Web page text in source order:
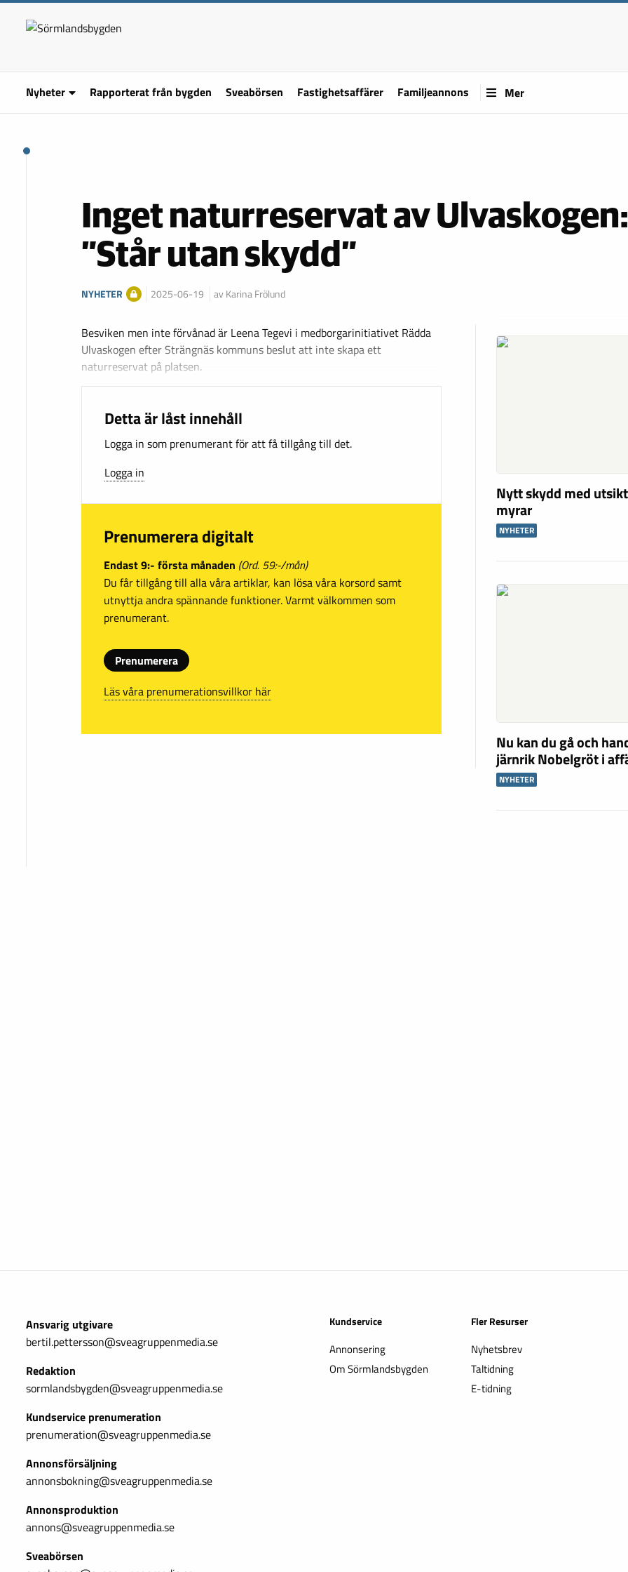
Nyheter Rapporterat från bygden Sveabörsen Fastighetsaffärer Familjeannons Mer
Inget naturreservat av Ulvaskogen:
”Står utan skydd”
NYHETER 2025-06-19 av Karina Frölund
Besviken men inte förvånad är Leena Tegevi i medborgarinitiativet Rädda
Ulvaskogen efter Strängnäs kommuns beslut att inte skapa ett
naturreservat på platsen.
Detta är låst innehåll
Logga in som prenumerant för att få tillgång till det.
Logga in
Prenumerera digitalt
Endast 9:- första månaden (Ord. 59:-/mån)
Du får tillgång till alla våra artiklar, kan lösa våra korsord samt
utnyttja andra spännande funktioner. Varmt välkommen som
prenumerant.
Prenumerera
Läs våra prenumerationsvillkor här
Nytt skydd med
myrar
NYHETER
Nu kan du gå och
järnrik Nobelgröt i
NYHETER
Ansvarig utgivare
bertil.pettersson@sveagruppenmedia.se
Redaktion
sormlandsbygden@sveagruppenmedia.se
Kundservice prenumeration
prenumeration@sveagruppenmedia.se
Annonsförsäljning
annonsbokning@sveagruppenmedia.se
Annonsproduktion
annons@sveagruppenmedia.se
Sveabörsen
Kundservice
Annonsering
Om Sörmlandsbygden
Fler Resurser
Nyhetsbrev
Taltidning
E-tidning